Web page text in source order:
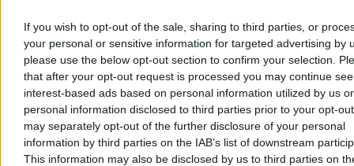
If you wish to opt-out of the sale, sharing to third parties, or
your personal or sensitive information for targeted advertising by
please use the below opt-out section to confirm your selection.
that after your opt-out request is processed you may continue
interest-based ads based on personal information utilized by us or
personal information disclosed to third parties prior to your opt-
may separately opt-out of the further disclosure of your personal
information by third parties on the IAB’s list of downstream
This information may also be disclosed by us to third parties on
Banki zapowiadają zmiany, będzie trudniej o
kredyt? „Ograniczenia mogą być bardzo różne”
Na rynku hipotek będziemy świadkami ciekawego paradoksu –
wynika z najnowszego raportu Narodowego Banku Polskiego o
sytuacji na rynku kredytowym. Banki działające w Polsce
zapowiadają, że w III kwartale zaostrzą kryteria przyznawania
finansowania na zakup własnego M. Jednocześnie spodziewają się,
że popyt na kredyty hipoteczne pójdzie w górę. Czy potencjalni
kredytobiorcy będą mieli w najbliższym czasie pod górkę?